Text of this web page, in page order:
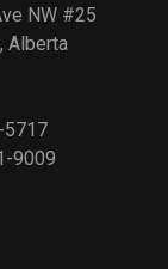
NW #25
Alberta
5717
9009